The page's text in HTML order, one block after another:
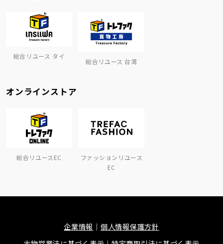
総合リユース タイ
総合リユース 台湾
オンラインストア
総合リユースEC
ファッションリユース
EC
企業情報
個人情報保護方針